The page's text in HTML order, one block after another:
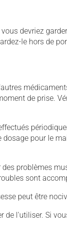
devriez
le hors de
de prise.
pour le
problèmes
sont
peut être
de l'utiliser. Si